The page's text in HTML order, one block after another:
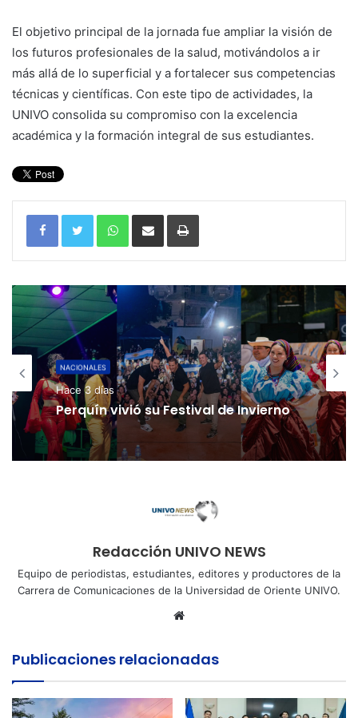
El objetivo principal de la jornada fue ampliar la visión de
los futuros profesionales de la salud, motivándolos a ir
más allá de lo superficial y a fortalecer sus competencias
técnicas y científicas. Con este tipo de actividades, la
UNIVO consolida su compromiso con la excelencia
académica y la formación integral de sus estudiantes.
WhatsAppCompartir por correo electrónicoImprimir
NACIONALES
Hace 3 días
Perquín vivió su Festival de Invierno
Redacción UNIVO NEWS
Equipo de periodistas, estudiantes, editores y productores de la
Carrera de Comunicaciones de la Universidad de Oriente UNIVO.
Sitio
Publicaciones relacionadas